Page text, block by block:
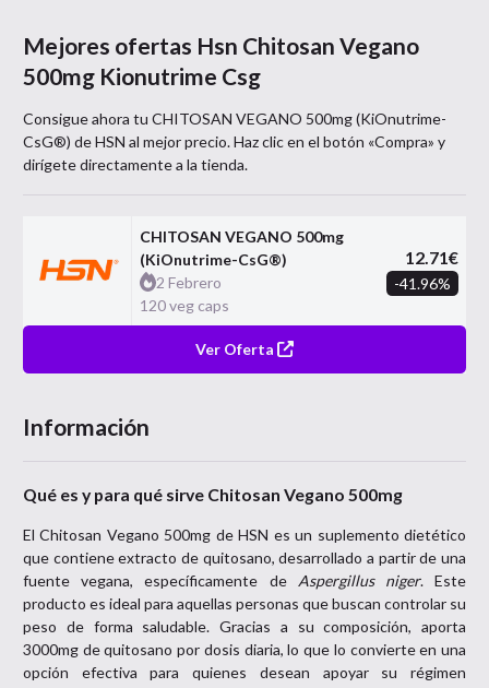
Mejores ofertas Hsn Chitosan Vegano
500mg Kionutrime Csg
Consigue ahora tu CHITOSAN VEGANO 500mg (KiOnutrime-
CsG®) deHSN al mejor precio. Haz clic en el botón «Compra» y
dirígete directamente a la tienda.
CHITOSAN VEGANO 500mg
(KiOnutrime-CsG®)
2 Febrero
120 veg caps
12.71€
-41.96%
Ver Oferta
Información
Qué es y para qué sirve Chitosan Vegano 500mg
El Chitosan Vegano 500mg de HSN es un suplemento dietético
que contiene extracto de quitosano, desarrollado a partir de una
fuente vegana, específicamente de Aspergillus niger. Este
producto es ideal para aquellas personas que buscan controlar su
peso de forma saludable. Gracias a su composición, aporta
3000mg de quitosano por dosis diaria, lo que lo convierte en una
opción efectiva para quienes desean apoyar su régimen